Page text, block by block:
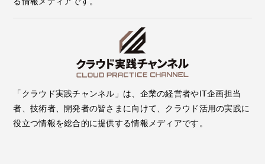
「クラウド実践チャンネル」は、企業の経営者やIT企画担当
者、技術者、開発者の皆さまに向けて、クラウド活用の実践に
役立つ情報を総合的に提供する情報メディアです。